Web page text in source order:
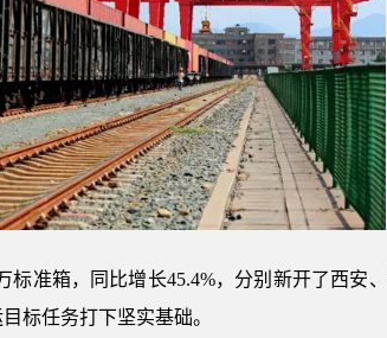
准箱，同比增长45.4%，分别新开了西安
标任务打下坚实基础。